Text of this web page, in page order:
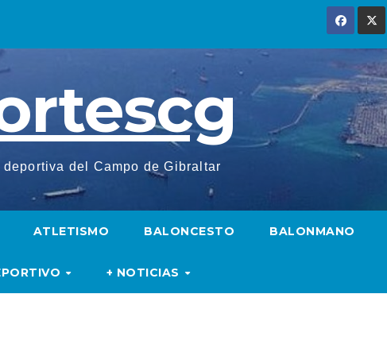
del Campo de Gibraltar
ATLETISMO BALONCESTO BALONMANO
+ NOTICIAS